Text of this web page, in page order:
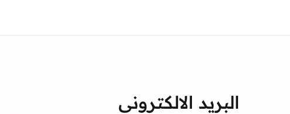
البريد الالكتروني